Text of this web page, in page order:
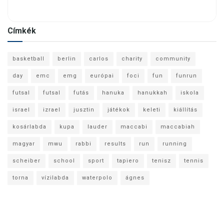
Címkék
basketball berlin carlos charity community
day emc emg európai foci fun funrun
futsal futsal futás hanuka hanukkah iskola
israel izrael jusztin játékok keleti kiállítás
kosárlabda kupa lauder maccabi maccabiah
magyar mwu rabbi results run running
scheiber school sport tapiero tenisz tennis
torna vízilabda waterpolo ágnes